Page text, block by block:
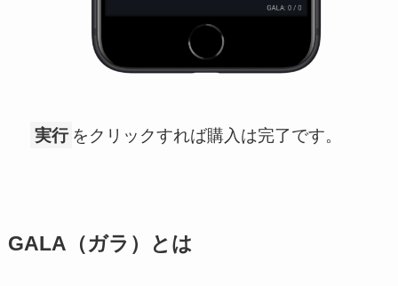
実行 をクリックすれば購入は完了です。
GALA（ガラ）とは